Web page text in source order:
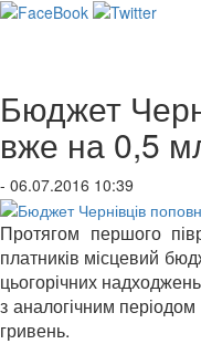
Бюджет
вже на 0,5
- 06.07.2016 10:39
Протягом першого
платників місцевий
цьогорічних
з аналогічним
гривень.